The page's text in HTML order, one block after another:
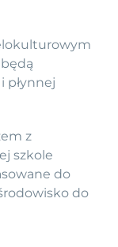
płynnej
z
szkole
do
do